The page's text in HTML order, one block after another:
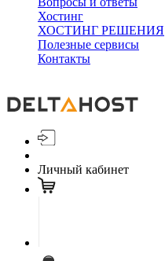
Хостинг
ХОСТИНГ РЕШЕНИЯ
Полезные сервисы
Контакты
Личный кабинет